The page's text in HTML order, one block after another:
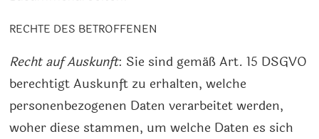
RECHTE DES BETROFFENEN
Recht auf Auskunft: Sie sind gemäß Art. 15 DSGVO
berechtigt Auskunft zu erhalten, welche
personenbezogenen Daten verarbeitet werden,
woher diese stammen, um welche Daten es sich